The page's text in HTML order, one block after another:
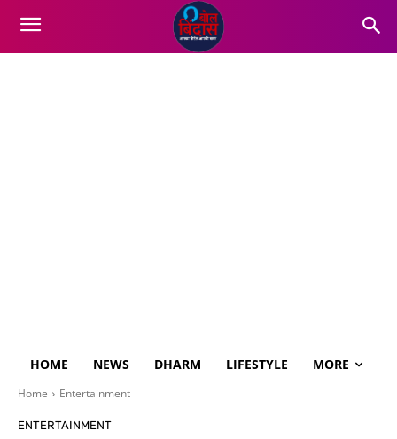
HOME NEWS DHARM LIFESTYLE MORE
Home Entertainment
ENTERTAINMENT